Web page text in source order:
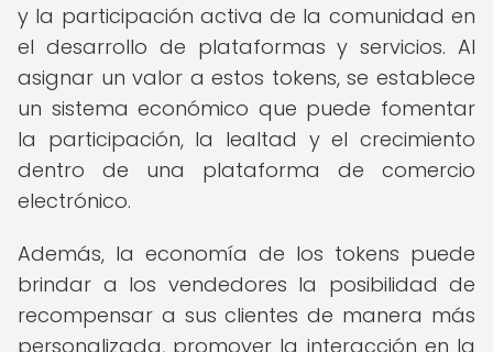
y la participación activa de la comunidad en
el desarrollo de plataformas y servicios. Al
asignar un valor a estos tokens, se establece
un sistema económico que puede fomentar
la participación, la lealtad y el crecimiento
dentro de una plataforma de comercio
electrónico.
Además, la economía de los tokens puede
brindar a los vendedores la posibilidad de
recompensar a sus clientes de manera más
personalizada, promover la interacción en la